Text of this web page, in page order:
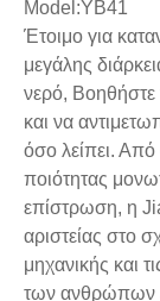
Model:YB41
Έτοιμο για
μεγάλης
νερό, Βοηθήστε
και να
όσο λείπει.
ποιότητας
επίστρωση, η
αριστείας στο
μηχανικής και
των ανθρώπων